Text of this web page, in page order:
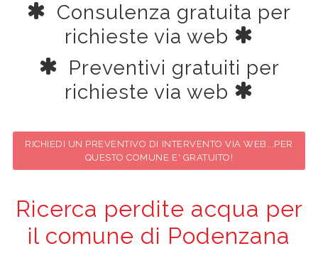
Consulenza gratuita per
richieste via web
Preventivi gratuiti per
richieste via web
RICHIEDI UN PREVENTIVO DI INTERVENTO VIA WEB...PER
QUESTO COMUNE E' GRATUITO!
Ricerca perdite acqua per
il comune di Podenzana